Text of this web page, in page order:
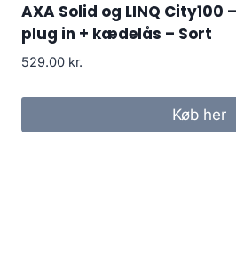
AXA Solid og LINQ City100
plug in + kædelås – Sort
529.00 kr.
Køb her